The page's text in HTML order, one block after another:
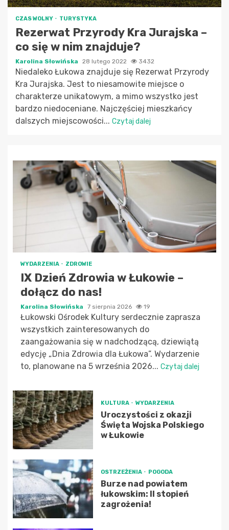
CZAS WOLNY TURYSTYKA
Rezerwat Przyrody Kra Jurajska –
co się w nim znajduje?
Karolina Słowińska 28 lutego 2022 3432
Niedaleko Łukowa znajduje się Rezerwat Przyrody
Kra Jurajska. Jest to niesamowite miejsce o
charakterze unikatowym, a mimo wszystko jest
bardzo niedoceniane. Najczęściej mieszkańcy
dalszych miejscowości... Czytaj dalej
WYDARZENIA ZDROWIE
IX Dzień Zdrowia w Łukowie –
dołącz do nas!
Karolina Słowińska 7 sierpnia 2026 19
Łukowski Ośrodek Kultury serdecznie zaprasza
wszystkich zainteresowanych do
zaangażowania się w nadchodzącą, dziewiątą
edycję „Dnia Zdrowia dla Łukowa”. Wydarzenie
to, planowane na 5 września 2026... Czytaj dalej
KULTURA WYDARZENIA
Uroczystości z okazji
Święta Wojska Polskiego
w Łukowie
OSTRZEŻENIA POGODA
Burze nad powiatem
łukowskim: II stopień
zagrożenia!